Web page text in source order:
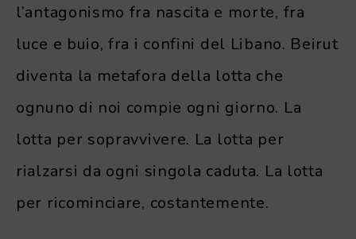
l’antagonismo fra nascita e morte, fra
luce e buio, fra i confini del Libano. Beirut
diventa la metafora della lotta che
ognuno di noi compie ogni giorno. La
lotta per sopravvivere. La lotta per
rialzarsi da ogni singola caduta. La lotta
per ricominciare, costantemente.